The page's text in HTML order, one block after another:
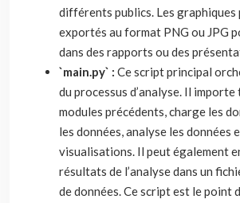
différents publics. Les
exportés au format PNG ou JPG
dans des rapports ou des
`main.py` : Ce script principal
du processus d’analyse. Il importe
modules précédents, charge les
les données, analyse les données
visualisations. Il peut également
résultats de l’analyse dans un
de données. Ce script est le point